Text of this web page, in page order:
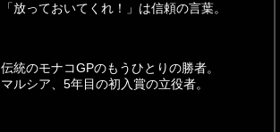
「放っておいてくれ！」は信頼の言葉。
伝統のモナコGPのもうひとりの勝者。
マルシア、5年目の初入賞の立役者。